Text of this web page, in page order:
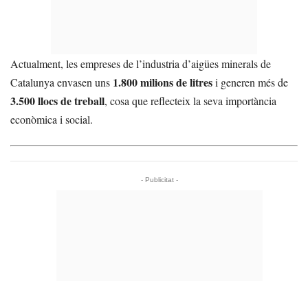
Actualment, les empreses de l’industria d’aigües minerals de
Catalunya envasen uns 1.800 milions de litresi generen més de
3.500 llocs de treball, cosa que reflecteix la seva importància
econòmica i social.
- Publicitat -